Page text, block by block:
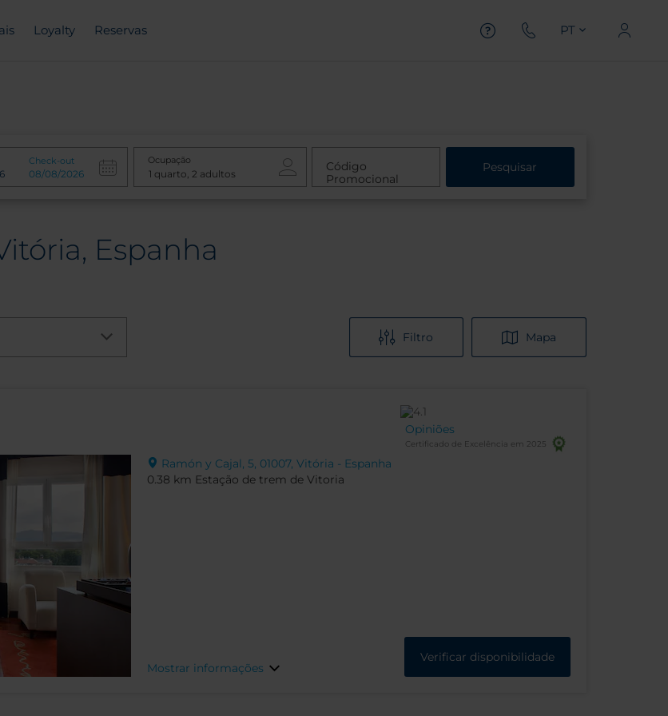
Loyalty Reservas PT
Check-out Ocupação
Código
Promocional
Pesquisar
Espanha
Filtro Mapa
Ramón y Cajal, 5, 01007, Vitória - Espanha
0.38 km Estação de trem de Vitoria
Opiniões
Certificado de Excelência em 2025
Mostrar informações
Verificar disponibilidade